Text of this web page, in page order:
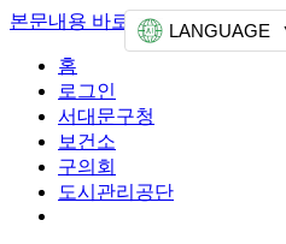
본문내용 바로가기 상단메뉴 가기
홈
로그인
서대문구청
보건소
구의회
도시관리공단
LANGUAGE